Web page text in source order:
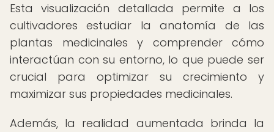
Esta visualización detallada permite a los
cultivadores estudiar la anatomía de las
plantas medicinales y comprender cómo
interactúan con su entorno, lo que puede ser
crucial para optimizar su crecimiento y
maximizar sus propiedades medicinales.
Además, la realidad aumentada brinda la